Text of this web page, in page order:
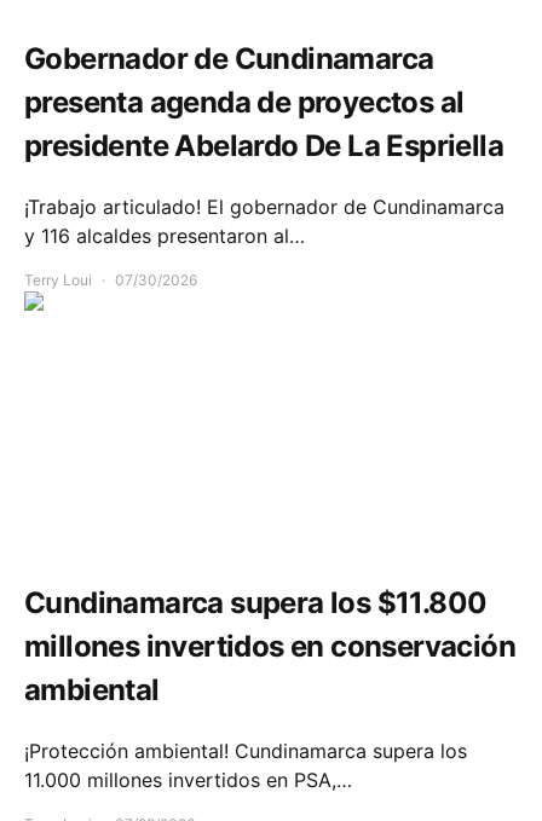
Gobernador de Cundinamarca
presenta agenda de proyectos al
presidente Abelardo De La Espriella
¡Trabajo articulado! El gobernador de Cundinamarca
y 116 alcaldes presentaron al…
Terry Loui 07/30/2026
Cundinamarca supera los $11.800
millones invertidos en conservación
ambiental
¡Protección ambiental! Cundinamarca supera los
11.000 millones invertidos en PSA,…